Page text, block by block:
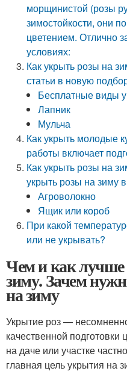
морщинистой (розы
зимостойкости, они
цветением. Отлично
условиях:
Как укрыть розы на
статьи в новую
Бесплатные виды
Лапник
Мульча
Как укрыть молодые
работы включает
Как укрыть розы на
укрыть розы на зиму
Агроволокно
Ящик или короб
При какой
или не укрывать?
Чем и как
зиму. Зачем
на зиму
Укрытие роз —
качественной подготовки
на даче или участке
главная цель укрытия на